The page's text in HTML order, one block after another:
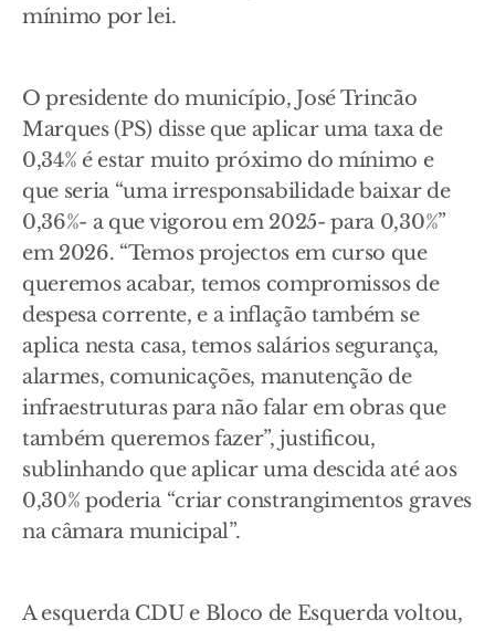
mínimo por lei.
O presidente do município, José Trincão
Marques (PS) disse que aplicar uma taxa de
0,34% é estar muito próximo do mínimo e
que seria “uma irresponsabilidade baixar de
0,36%- a que vigorou em 2025- para 0,30%”
em 2026. “Temos projectos em curso que
queremos acabar, temos compromissos de
despesa corrente, e a inflação também se
aplica nesta casa, temos salários segurança,
alarmes, comunicações, manutenção de
infraestruturas para não falar em obras que
também queremos fazer”, justificou,
sublinhando que aplicar uma descida até aos
0,30% poderia “criar constrangimentos graves
na câmara municipal”.
A esquerda CDU e Bloco de Esquerda voltou,